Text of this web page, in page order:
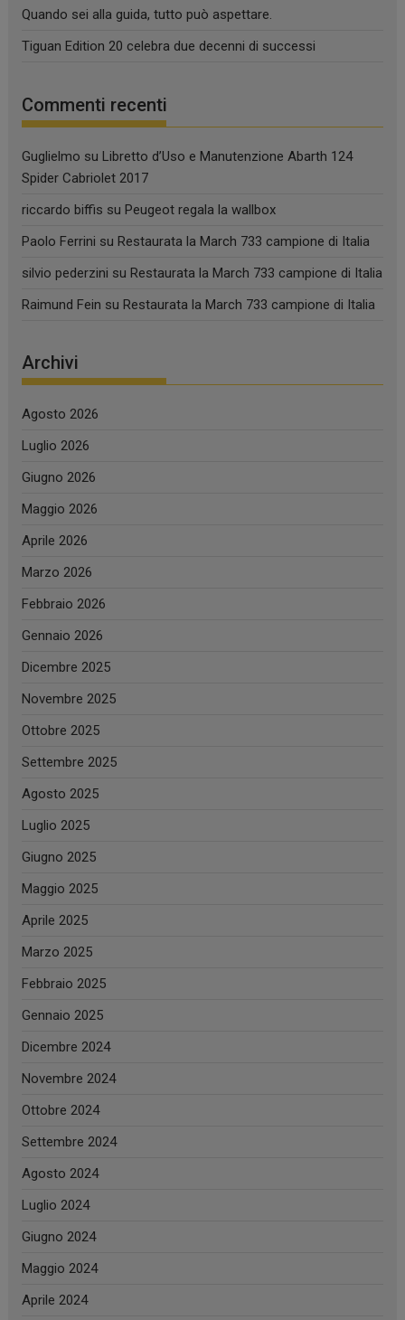
Quando sei alla guida, tutto può aspettare.
Tiguan Edition 20 celebra due decenni di successi
Commenti recenti
Guglielmo suLibretto d’Uso e Manutenzione Abarth 124
Spider Cabriolet 2017
riccardo biffis suPeugeot regala la wallbox
Paolo Ferrini suRestaurata la March 733 campione di Italia
silvio pederzini suRestaurata la March 733 campione di Italia
Raimund Fein suRestaurata la March 733 campione di Italia
Archivi
Agosto 2026
Luglio 2026
Giugno 2026
Maggio 2026
Aprile 2026
Marzo 2026
Febbraio 2026
Gennaio 2026
Dicembre 2025
Novembre 2025
Ottobre 2025
Settembre 2025
Agosto 2025
Luglio 2025
Giugno 2025
Maggio 2025
Aprile 2025
Marzo 2025
Febbraio 2025
Gennaio 2025
Dicembre 2024
Novembre 2024
Ottobre 2024
Settembre 2024
Agosto 2024
Luglio 2024
Giugno 2024
Maggio 2024
Aprile 2024